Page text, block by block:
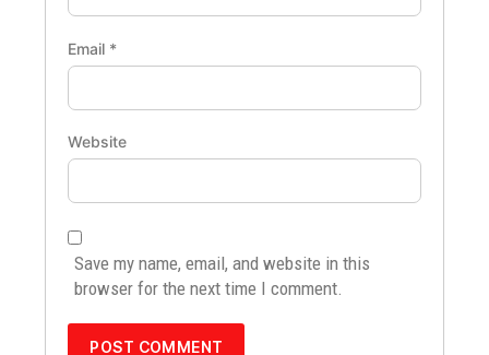
Email *
Website
Save my name, email, and website in this
browser for the next time I comment.